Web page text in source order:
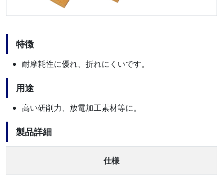
特徴
耐摩耗性に優れ、折れにくいです。
用途
高い研削力、放電加工素材等に。
製品詳細
仕様